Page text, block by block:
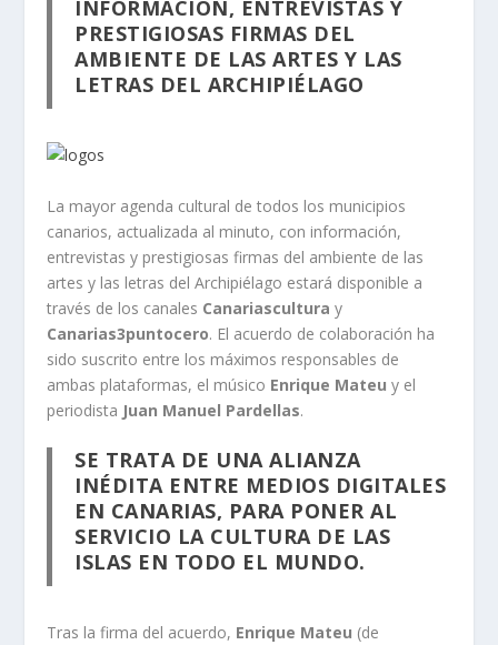
INFORMACIÓN, ENTREVISTAS Y
PRESTIGIOSAS FIRMAS DEL
AMBIENTE DE LAS ARTES Y LAS
LETRAS DEL ARCHIPIÉLAGO
La mayor agenda cultural de todos los municipios
canarios, actualizada al minuto, con información,
entrevistas y prestigiosas firmas del ambiente de las
artes y las letras del Archipiélago estará disponible a
través de los canales Canariascultura y
Canarias3puntocero. El acuerdo de colaboración ha
sido suscrito entre los máximos responsables de
ambas plataformas, el músico Enrique Mateu y el
periodista Juan Manuel Pardellas.
SE TRATA DE UNA ALIANZA
INÉDITA ENTRE MEDIOS DIGITALES
EN CANARIAS, PARA PONER AL
SERVICIO LA CULTURA DE LAS
ISLAS EN TODO EL MUNDO.
Tras la firma del acuerdo, Enrique Mateu (de